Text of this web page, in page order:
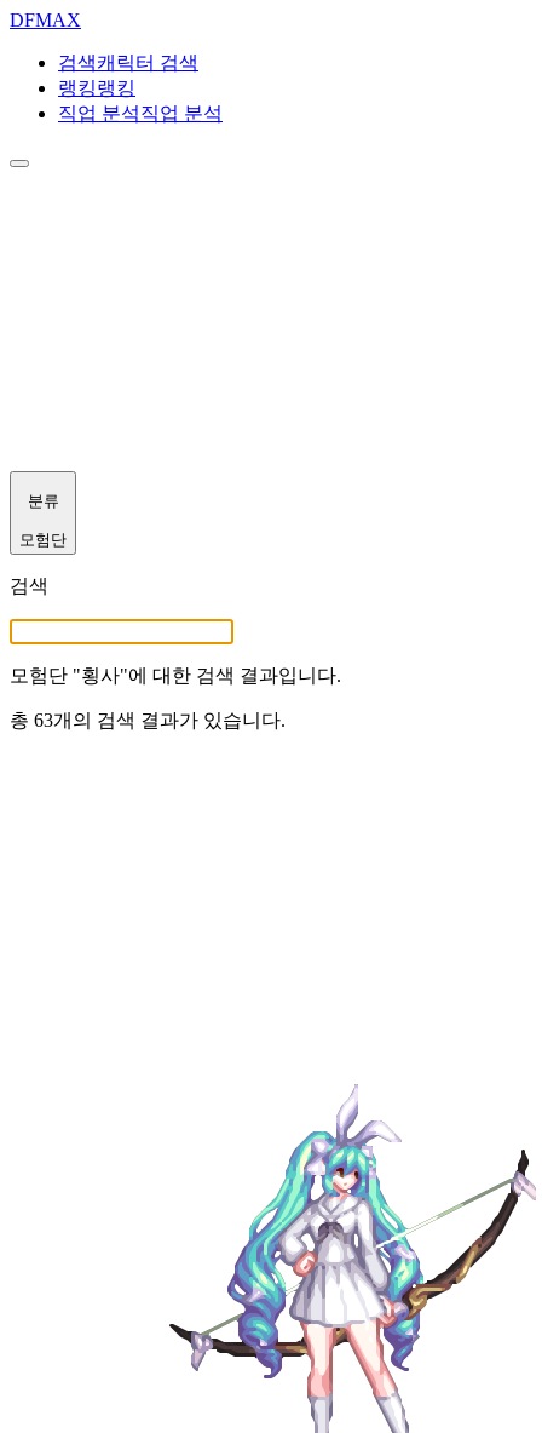
DFMAX
검색캐릭터 검색
랭킹랭킹
직업 분석직업 분석
분류
모험단
검색
모험단 "횡사"에 대한 검색 결과입니다.
총 63개의 검색 결과가 있습니다.